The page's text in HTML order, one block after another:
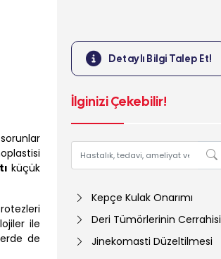
küçük
ile
de
Detaylı Bilgi Talep Et!
İlginizi Çekebilir!
Kepçe Kulak Onarımı
Deri Tümörlerinin Cerrahisi
Jinekomasti Düzeltilmesi